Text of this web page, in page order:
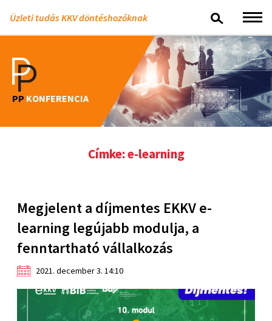
Üzleti tudás KKV döntéshozóknak
PP KONFERENCIA
Címke: e-learning
Megjelent a díjmentes EKKV e-
learning legújabb modulja, a
fenntartható vállalkozás
2021. december 3. 14:10